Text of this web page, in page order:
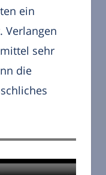
ein
Verlangen
sehr
die